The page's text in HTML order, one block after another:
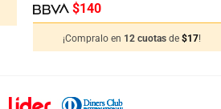
$140
¡Compralo en 12 cuotas de $17!